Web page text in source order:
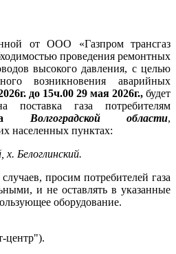
от ООО «Газпром трансгаз
проведения ремонтных
высокого давления, с целью
возникновения аварийных
до 15ч.00 29 мая 2026г., будет
поставка газа потребителям
Волгоградской области,
населенных пунктах:
Белоглинский.
просим потребителей газа
и не оставлять в указанные
оборудование.
центр").